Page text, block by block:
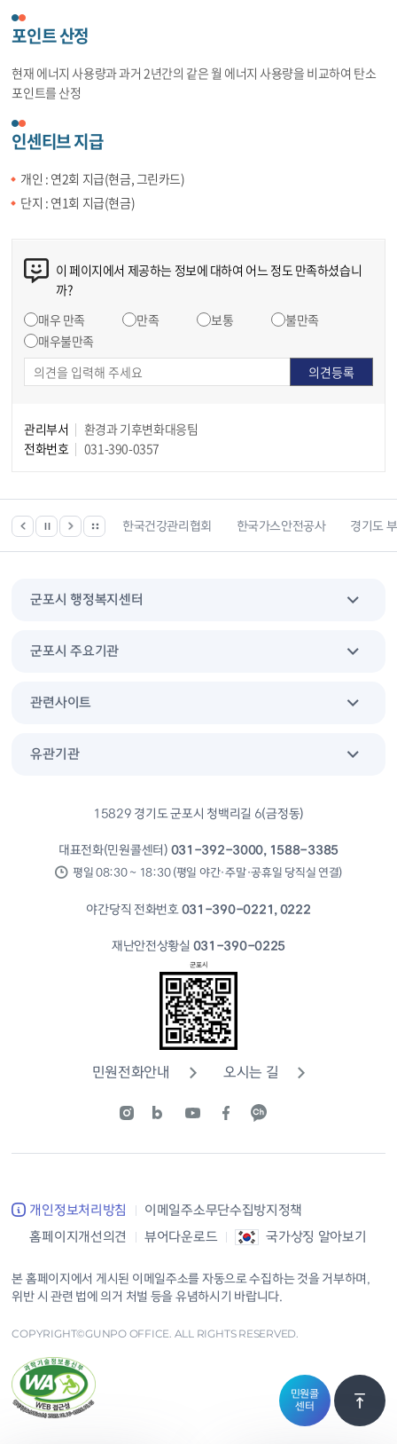
포인트 산정
현재 에너지 사용량과 과거 2년간의 같은 월 에너지 사용량을 비교하여 탄소
포인트를 산정
인센티브 지급
개인 : 연2회 지급(현금, 그린카드)
단지 : 연1회 지급(현금)
이 페이지에서 제공하는 정보에 대하여 어느 정도 만족하셨습니
까?
매우 만족
만족 보통
불만족
매우불만족
관리부서
환경과 기후변화대응팀
전화번호
031-390-0357
등 위치찾기서비스 한국건강관리협회 한국가스안전공사 경기도
군포시 행정복지센터
군포시 주요기관
관련사이트
유관기관
15829 경기도 군포시 청백리길 6(금정동)
대표전화(민원콜센터) 031-392-3000, 1588-3385
평일 08:30 ~ 18:30 (평일 야간·주말·공휴일 당직실 연결)
야간당직 전화번호031-390-0221, 0222
재난안전상황실 031-390-0225
민원전화안내 오시는 길
개인정보처리방침
이메일주소무단수집방지정책
홈페이지개선의견
뷰어다운로드 국가상징 알아보기
본 홈페이지에서 게시된 이메일주소를 자동으로 수집하는 것을 거부하며,
위반 시 관련 법에 의거 처벌 등을 유념하시기 바랍니다.
COPYRIGHT©GUNPO OFFICE. ALL RIGHTS RESERVED.
민원콜
센터